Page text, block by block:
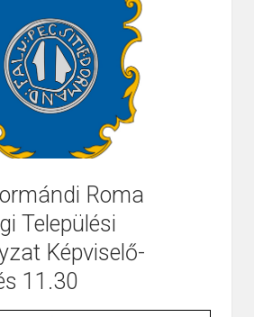
/1 Zoom
Roma
Települési
Képviselő-
11.30